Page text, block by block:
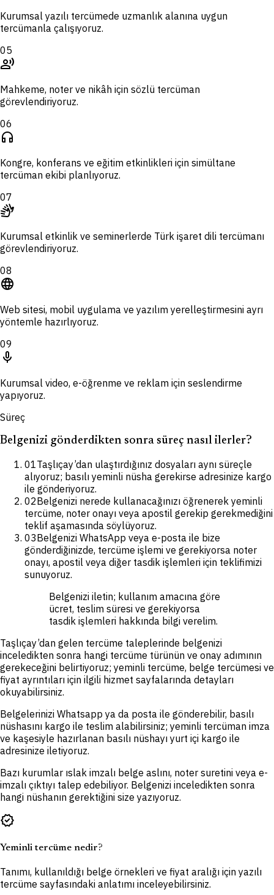
Kurumsal yazılı tercümede uzmanlık alanına uygun
tercümanla çalışıyoruz.
05
record_voice_over
Mahkeme, noter ve nikâh için sözlü tercüman
görevlendiriyoruz.
06
headphones
Kongre, konferans ve eğitim etkinlikleri için simültane
tercüman ekibi planlıyoruz.
07
sign_language
Kurumsal etkinlik ve seminerlerde Türk işaret dili tercümanı
görevlendiriyoruz.
08
language
Web sitesi, mobil uygulama ve yazılım yerelleştirmesini ayrı
yöntemle hazırlıyoruz.
09
mic
Kurumsal video, e-öğrenme ve reklam için seslendirme
yapıyoruz.
Süreç
Belgenizi gönderdikten sonra süreç nasıl ilerler?
01Taşlıçay’dan ulaştırdığınız dosyaları aynı süreçle
alıyoruz; basılı yeminli nüsha gerekirse adresinize kargo
ile gönderiyoruz.
02Belgenizi nerede kullanacağınızı öğrenerek yeminli
tercüme, noter onayı veya apostil gerekip gerekmediğini
teklif aşamasında söylüyoruz.
03Belgenizi WhatsApp veya e-posta ile bize
gönderdiğinizde, tercüme işlemi ve gerekiyorsa noter
onayı, apostil veya diğer tasdik işlemleri için teklifimizi
sunuyoruz.
Belgenizi iletin; kullanım amacına göre
ücret, teslim süresi ve gerekiyorsa
tasdik işlemleri hakkında bilgi verelim.
Taşlıçay’dan gelen tercüme taleplerinde belgenizi
inceledikten sonra hangi tercüme türünün ve onay adımının
gerekeceğini belirtiyoruz; yeminli tercüme, belge tercümesi ve
fiyat ayrıntıları için ilgili hizmet sayfalarında detayları
okuyabilirsiniz.
Belgelerinizi Whatsapp ya da posta ile gönderebilir, basılı
nüshasını kargo ile teslim alabilirsiniz; yeminli tercüman imza
ve kaşesiyle hazırlanan basılı nüshayı yurt içi kargo ile
adresinize iletiyoruz.
Bazı kurumlar ıslak imzalı belge aslını, noter suretini veya e-
imzalı çıktıyı talep edebiliyor. Belgenizi inceledikten sonra
hangi nüshanın gerektiğini size yazıyoruz.
verified
Yeminli tercüme nedir?
Tanımı, kullanıldığı belge örnekleri ve fiyat aralığı için yazılı
tercüme sayfasındaki anlatımı inceleyebilirsiniz.